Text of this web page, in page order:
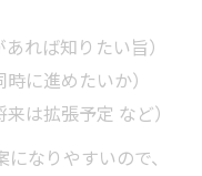
れば知りたい旨）
に進めたいか）
は拡張予定 など）
なりやすいので、